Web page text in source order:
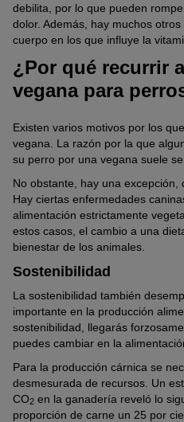
debilita, por lo que pueden
dolor. Además, hay muchos
cuerpo en los que influye la
¿Por qué recurrir
vegana para
Existen varios motivos por los
vegana. La razón por la que
su perro por una vegana suele
No obstante, hay una excepción,
Hay ciertas enfermedades
alimentación estrictamente
estos casos, el cambio a una
bienestar de los animales.
Sostenibilidad
La sostenibilidad también
importante en la producción
sostenibilidad, llegarás
puedes cambiar en la
Para la producción cárnica se
desmesurada de recursos. Un
CO2 en la ganadería reveló lo
proporción de carne un 25 por